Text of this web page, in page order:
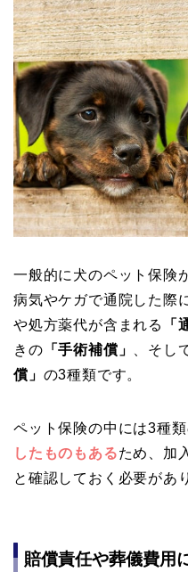
一般的に犬のペット保険
病気やケガで通院した際
や処方薬代が含まれる
「
きの 「手術補償」 、そし
償」 の3種類です。
ペット保険の中には3種
したものもあるため、加
と確認しておく必要があ
賠償責任や葬儀費用